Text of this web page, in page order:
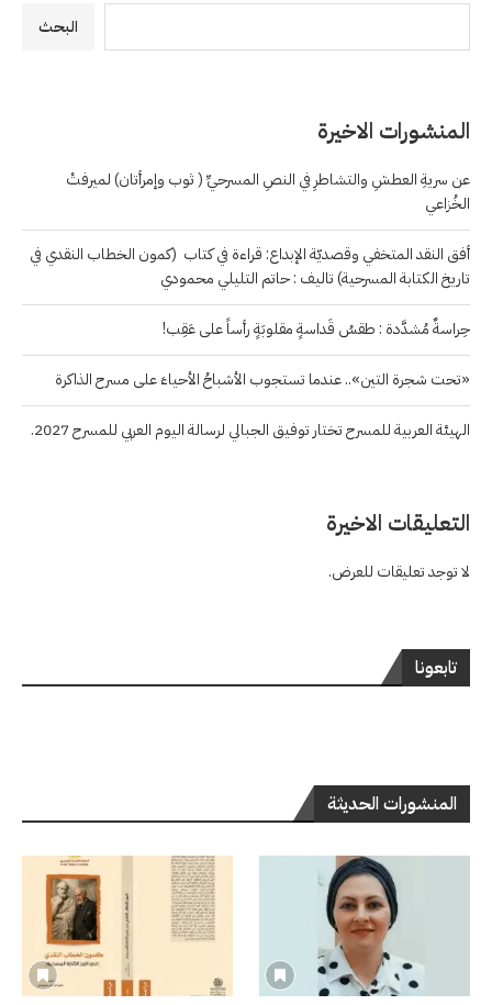
البحث
المنشورات الاخيرة
عن سريةِ العطشِ والتشاطرِ في النصِ المسرحيِّ ( ثوب وإمرأتان) لميرفتْ
الخُزاعي
أفق النقد المتخفي وقصديّة الإبداع: قراءة في كتاب (كمون الخطاب النقدي في
تاريخ الكتابة المسرحية) تاليف : حاتم التليلي محمودي
حِراسةٌ مُشدَّدة : طقسُ قَداسةٍ مقلوبَةٍ رأساً على عَقِب!
«تحت شجرة التين».. عندما تستجوب الأشباحُ الأحياءَ على مسرح الذاكرة
الهيئة العربية للمسرح تختار توفيق الجبالي لرسالة اليوم العربي للمسرح 2027.
التعليقات الاخيرة
لا توجد تعليقات للعرض.
تابعونا
المنشورات الحديثة